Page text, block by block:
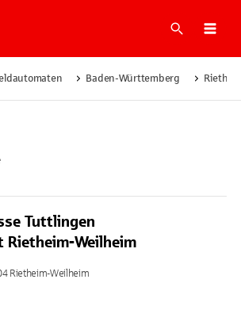
Suche
Baden-Württemberg
Tuttlingen
Rietheim-Weilheim
Rietheim-Weilheim